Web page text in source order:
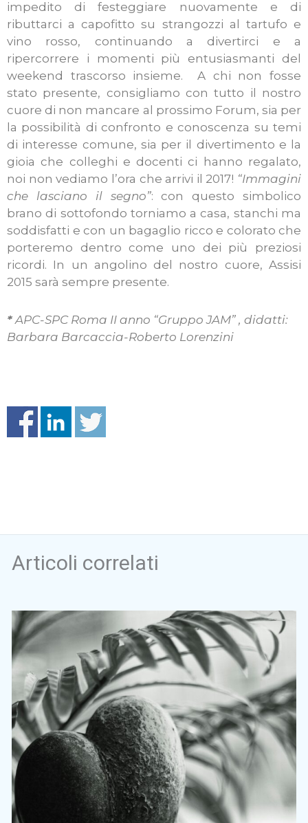
impedito di festeggiare nuovamente e di
ributtarci a capofitto su strangozzi al tartufo e
vino rosso, continuando a divertirci e a
ripercorrere i momenti più entusiasmanti del
weekend trascorso insieme. A chi non fosse
stato presente, consigliamo con tutto il nostro
cuore di non mancare al prossimo Forum, sia per
la possibilità di confronto e conoscenza su temi
di interesse comune, sia per il divertimento e la
gioia che colleghi e docenti ci hanno regalato,
noi non vediamo l’ora che arrivi il 2017! “Immagini
che lasciano il segno”: con questo simbolico
brano di sottofondo torniamo a casa, stanchi ma
soddisfatti e con un bagaglio ricco e colorato che
porteremo dentro come uno dei più preziosi
ricordi. In un angolino del nostro cuore, Assisi
2015 sarà sempre presente.
* APC-SPC Roma II anno “Gruppo JAM” , didatti:
Barbara Barcaccia-Roberto Lorenzini
Articoli correlati